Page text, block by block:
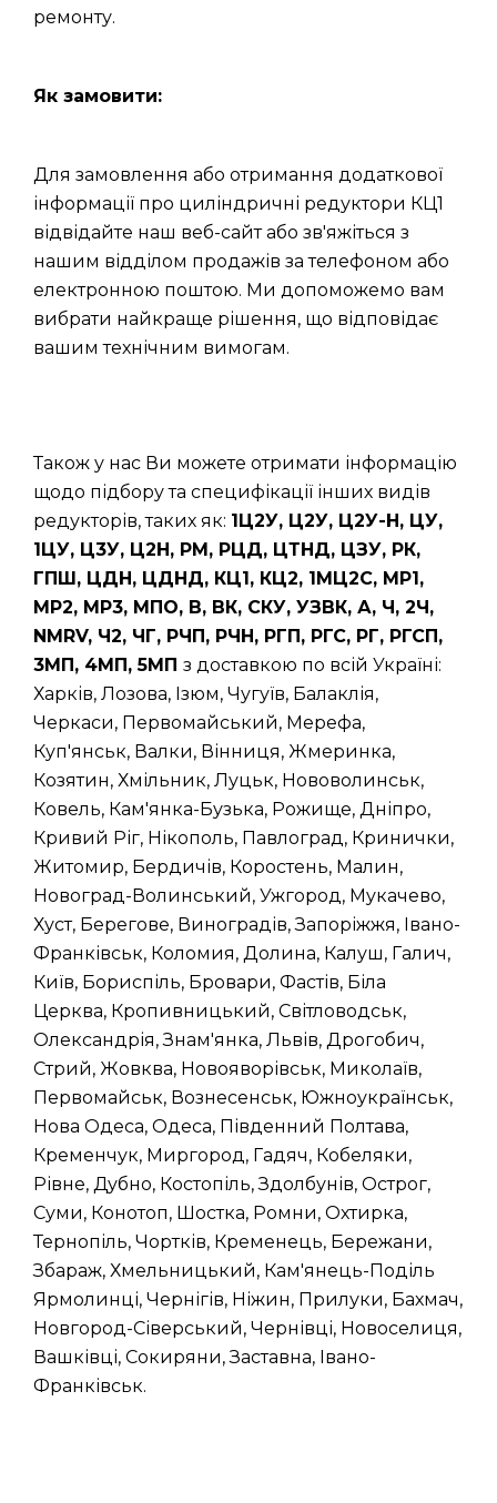
ремонту.
Як замовити:
Для замовлення або отримання додаткової
інформації про циліндричні редуктори КЦ1
відвідайте наш веб-сайт або зв'яжіться з
нашим відділом продажів за телефоном або
електронною поштою. Ми допоможемо вам
вибрати найкраще рішення, що відповідає
вашим технічним вимогам.
Також у нас Ви можете отримати інформацію
щодо підбору та специфікації інших видів
редукторів, таких як: 1Ц2У, Ц2У, Ц2У-Н, ЦУ,
1ЦУ, Ц3У, Ц2Н, РМ, РЦД, ЦТНД, ЦЗУ, РК,
ГПШ, ЦДН, ЦДНД, КЦ1, КЦ2, 1МЦ2С, МР1,
МР2, МР3, МПО, В, ВК, СКУ, УЗВК, А, Ч, 2Ч,
NMRV, Ч2, ЧГ, РЧП, РЧН, РГП, РГС, РГ, РГСП,
3МП, 4МП, 5МП з доставкою по всій Україні:
Харків, Лозова, Ізюм, Чугуїв, Балаклія,
Черкаси, Первомайський, Мерефа,
Куп'янськ, Валки, Вінниця, Жмеринка,
Козятин, Хмільник, Луцьк, Нововолинськ,
Ковель, Кам'янка-Бузька, Рожище, Дніпро,
Кривий Ріг, Нікополь, Павлоград, Кринички,
Житомир, Бердичів, Коростень, Малин,
Новоград-Волинський, Ужгород, Мукачево,
Хуст, Берегове, Виноградів, Запоріжжя, Івано-
Франківськ, Коломия, Долина, Калуш, Галич,
Київ, Бориспіль, Бровари, Фастів, Біла
Церква, Кропивницький, Світловодськ,
Олександрія, Знам'янка, Львів, Дрогобич,
Стрий, Жовква, Новояворівськ, Миколаїв,
Первомайськ, Вознесенськ, Южноукраїнськ,
Нова Одеса, Одеса, Південний Полтава,
Кременчук, Миргород, Гадяч, Кобеляки,
Рівне, Дубно, Костопіль, Здолбунів, Острог,
Суми, Конотоп, Шостка, Ромни, Охтирка,
Тернопіль, Чортків, Кременець, Бережани,
Збараж, Хмельницький, Кам'янець-Поділь
Ярмолинці, Чернігів, Ніжин, Прилуки, Бахмач,
Новгород-Сіверський, Чернівці, Новоселиця,
Вашківці, Сокиряни, Заставна, Івано-
Франківськ.